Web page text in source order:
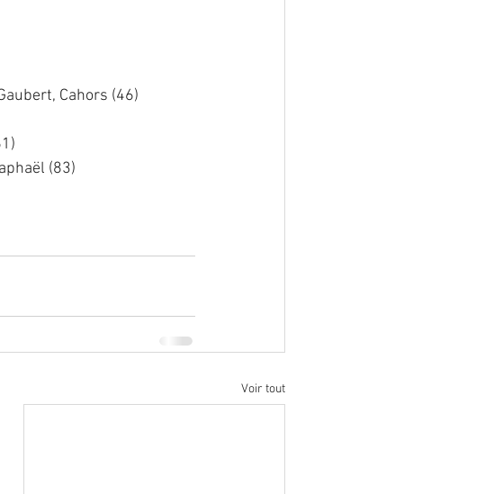
Cahors (46)
(83)
Voir tout